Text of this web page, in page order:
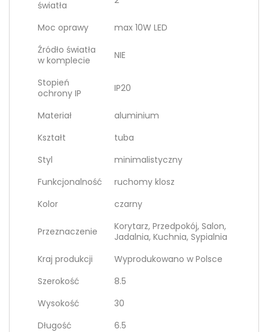
światła
Moc oprawy
max 10W LED
Źródło światła
w komplecie
NIE
Stopień
ochrony IP
IP20
Materiał
aluminium
Kształt
tuba
Styl
minimalistyczny
Funkcjonalność
ruchomy klosz
Kolor
czarny
Przeznaczenie
Korytarz, Przedpokój, Salon,
Jadalnia, Kuchnia, Sypialnia
Kraj produkcji
Wyprodukowano w Polsce
Szerokość
8.5
Wysokość
30
Długość
6.5